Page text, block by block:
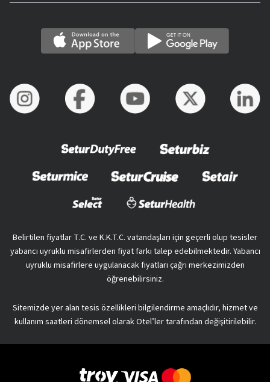
Belirtilen fiyatlar T.C. ve K.K.T.C. vatandaşları için geçerli olup tesisler
yabancı uyruklu misafirlerden fiyat farkı talep edebilmektedir. Yabancı
uyruklu misafirlere uygulanacak fiyatları çağrı merkezimizden
öğrenebilirsiniz.
Sitemizde yer alan tesis özellikleri bilgilendirme amaçlıdır, hizmet ve
kullanım saatleri dönemsel olarak Otel’ler tarafından değişitirilebilir.